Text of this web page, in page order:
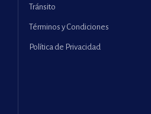
Tránsito
Términos y Condiciones
Política de Privacidad